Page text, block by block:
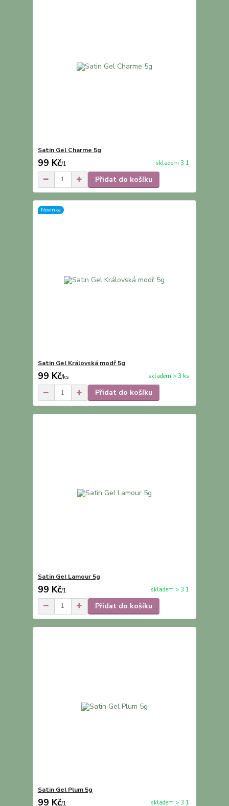
Satin Gel Charme 5g
99 Kč/1 skladem 3 1
Přidat do košíku
Novinka
Satin Gel Královská modř 5g
99 Kč/ks skladem > 3 ks
Přidat do košíku
Satin Gel Lamour 5g
99 Kč/1 skladem > 3 1
Přidat do košíku
Satin Gel Plum 5g
99 Kč/1 skladem > 3 1